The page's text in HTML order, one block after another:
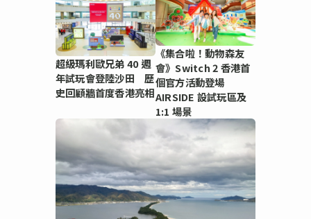
超級瑪利歐兄弟 40 週
年試玩會登陸沙田 歷
史回顧牆首度香港亮相
《集合啦！動物森友
會》Switch 2 香港首
個官方活動登場
AIRSIDE 設試玩區及
1:1 場景